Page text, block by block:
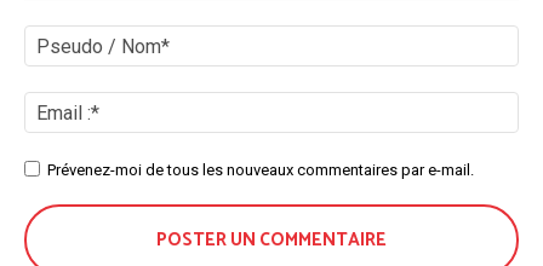
/
:*
SitePrévenez-moi de tous les nouveaux commentaires par e-mail.